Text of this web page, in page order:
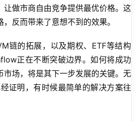
让做市商自由竞争提供最优价格。这
反而带来了意想不到的效果。
链的拓展，以及期权、ETF等结构
正在不断突破边界。如何将成功
市场，将是其下一步发展的关键。无
证明，有时候最简单的解决方案往